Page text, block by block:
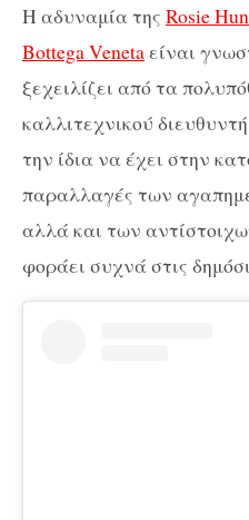
Η αδυναμία της Rosie
Bottega Venetaείναι
ξεχειλίζει από τα
καλλιτεχνικού
την ίδια να έχει στην
παραλλαγές των
αλλά και των
φοράει συχνά στις